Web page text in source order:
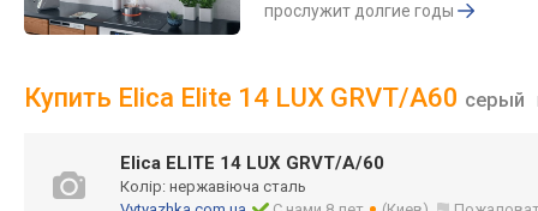
прослужит долгие годы
Купить Elica Elite 14 LUX GRVT/A60 серый
Elica ELITE 14 LUX GRVT/A/60
Колір: нержавіюча сталь